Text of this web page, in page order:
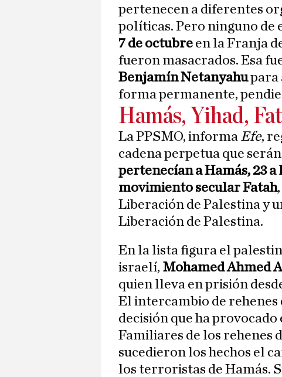
pertenecen a diferentes
políticas. Pero ninguno de
7 de octubre en la Franja
fueron masacrados. Esa
Benjamín Netanyahupara
forma permanente,
Hamás, Yihad,
La PPSMO, informa Efe,
cadena perpetua que
pertenecían a Hamás, 23 a
movimiento secular Fatah
Liberación de Palestina y
Liberación de Palestina.
En la lista figura el
israelí, Mohamed Ahmed
quien lleva en prisión
El intercambio de rehenes
decisión que ha
Familiares de los rehenes
sucedieron los hechos el
los terroristas de Hamás.